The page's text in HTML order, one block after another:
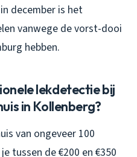
december is het
vanwege de vorst-dooi
hebben.
lekdetectie bij
in Kollenberg?
van ongeveer 100
tussen de €200 en €350